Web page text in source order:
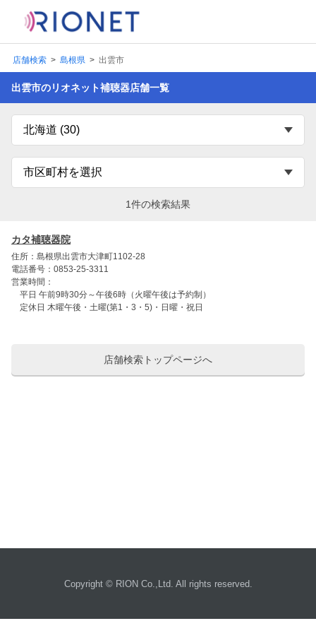
店舗検索 島根県 出雲市
出雲市のリオネット補聴器店舗一覧
1件の検索結果
カタ補聴器院
住所：島根県出雲市大津町1102-28
電話番号：0853-25-3311
営業時間：
平日 午前9時30分～午後6時（火曜午後は予約制）
定休日 木曜午後・土曜(第1・3・5)・日曜・祝日
店舗検索トップページへ
Copyright © RION Co.,Ltd. All rights reserved.